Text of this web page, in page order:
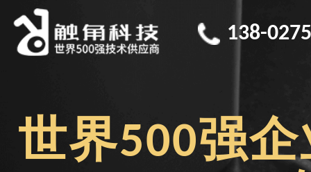
138-
世界500强